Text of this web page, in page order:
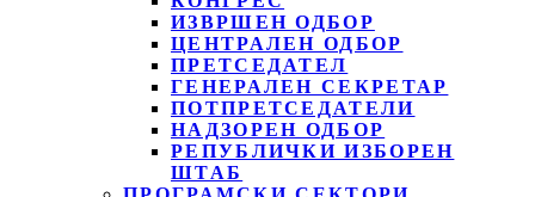
ИЗВРШЕН ОДБОР
ЦЕНТРАЛЕН ОДБОР
ПРЕТСЕДАТЕЛ
ГЕНЕРАЛЕН СЕКРЕТАР
ПОТПРЕТСЕДАТЕЛИ
НАДЗОРЕН ОДБОР
РЕПУБЛИЧКИ ИЗБОРЕН
ШТАБ